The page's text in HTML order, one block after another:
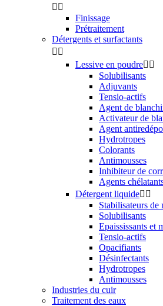
 
Finissage
Prétraitement
Détergents et surfactants
 
Lessive en poudre 
Solubilisants
Adjuvants
Tensio-actifs
Agent de
Activateur de
Agent
Hydrotropes
Colorants
Antimousses
Inhibiteur de
Agents
Détergent liquide 
Stabilisateurs de
Solubilisants
Epaississants et
Tensio-actifs
Opacifiants
Désinfectants
Hydrotropes
Antimousses
Industries du cuir
Traitement des eaux